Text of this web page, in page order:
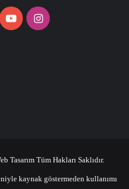
YouTubeInstagram
Tüm Hakları Saklıdır.
kaynak göstermeden kullanımı